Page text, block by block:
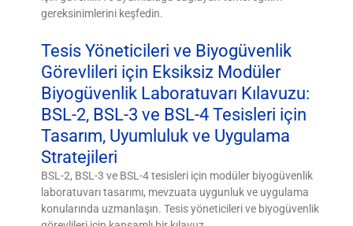
gereksinimlerini keşfedin.
Tesis Yöneticileri ve Biyogüvenlik
Görevlileri için Eksiksiz Modüler
Biyogüvenlik Laboratuvarı Kılavuzu:
BSL-2, BSL-3 ve BSL-4 Tesisleri için
Tasarım, Uyumluluk ve Uygulama
Stratejileri
BSL-2, BSL-3 ve BSL-4 tesisleri için modüler biyogüvenlik
laboratuvarı tasarımı, mevzuata uygunluk ve uygulama
konularında uzmanlaşın. Tesis yöneticileri ve biyogüvenlik